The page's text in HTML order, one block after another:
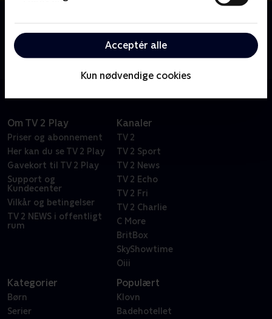
Acceptér alle
Kun nødvendige cookies
Sammen med eksperter guider værten Dom Chinea
en gruppe amatørhåndværkere, der har ambitionen
om at blive iværksættere.
Om TV 2 Play
Priser og abonnement
Her kan du se TV 2 Play
Gavekort til TV 2 Play
Support og
Kundecenter
Vilkår og betingelser
TV 2 NEWS i offentligt
rum
Kanaler
TV 2
TV 2 Sport
TV 2 News
TV 2 Echo
TV 2 Fri
TV 2 Charlie
C More
BritBox
SkyShowtime
Oiii
Kategorier
Børn
Serier
Populært
Klovn
Badehotellet